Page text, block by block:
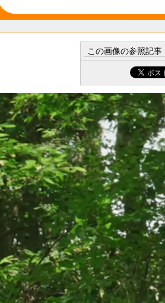
この画像の参照記事